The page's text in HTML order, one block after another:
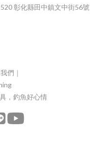
彰化縣田中鎮文中街56號
們｜
，釣魚好心情